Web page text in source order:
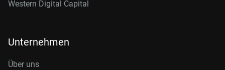
Western Digital Capital
Unternehmen
Über uns